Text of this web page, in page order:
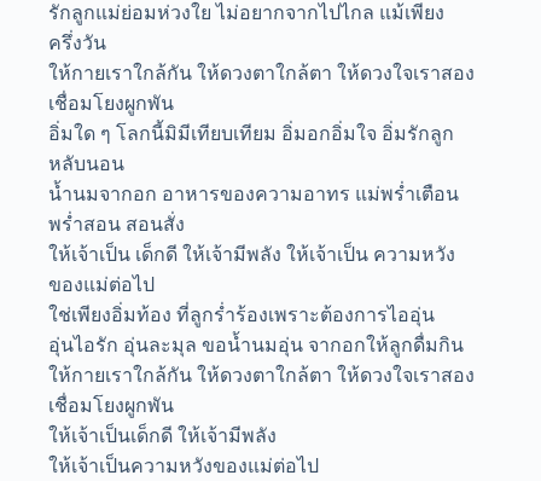
รักลูกแม่ย่อมห่วงใย ไม่อยากจากไปไกล แม้เพียง
ครึ่งวัน
ให้กายเราใกล้กัน ให้ดวงตาใกล้ตา ให้ดวงใจเราสอง
เชื่อมโยงผูกพัน
อิ่มใด ๆ โลกนี้มิมีเทียบเทียม อิ่มอกอิ่มใจ อิ่มรักลูก
หลับนอน
น้ำนมจากอก อาหารของความอาทร แม่พร่ำเตือน
พร่ำสอน สอนสั่ง
ให้เจ้าเป็น เด็กดี ให้เจ้ามีพลัง ให้เจ้าเป็น ความหวัง
ของแม่ต่อไป
ใช่เพียงอิ่มท้อง ที่ลูกร่ำร้องเพราะต้องการไออุ่น
อุ่นไอรัก อุ่นละมุล ขอน้ำนมอุ่น จากอกให้ลูกดื่มกิน
ให้กายเราใกล้กัน ให้ดวงตาใกล้ตา ให้ดวงใจเราสอง
เชื่อมโยงผูกพัน
ให้เจ้าเป็นเด็กดี ให้เจ้ามีพลัง
ให้เจ้าเป็นความหวังของแม่ต่อไป